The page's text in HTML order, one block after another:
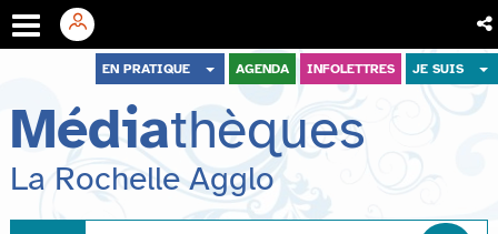
menu
contenu
recherche
EN PRATIQUE AGENDA INFOLETTRES JE SUIS
Médiathèques
La Rochelle Agglo